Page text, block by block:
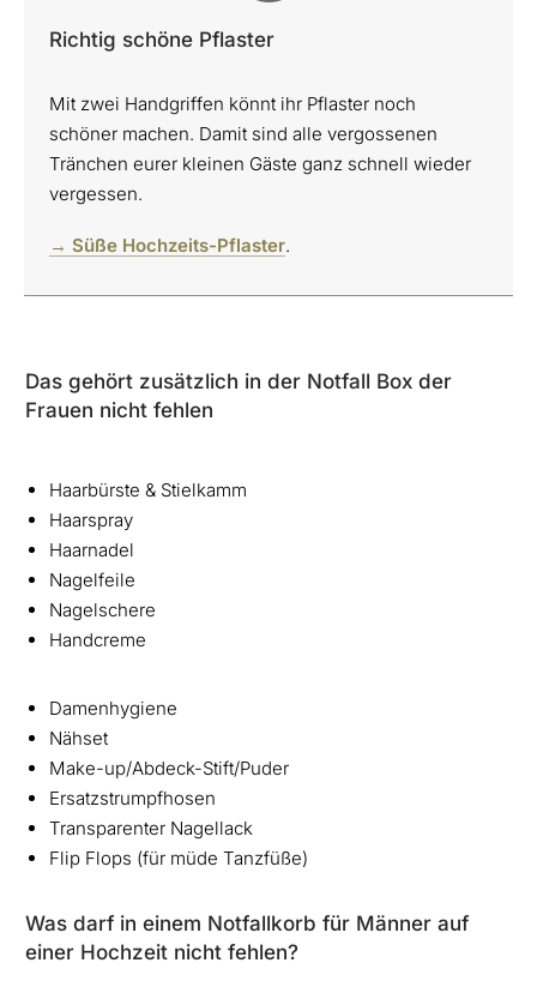
Richtig schöne Pflaster
Mit zwei Handgriffen könnt ihr Pflaster noch
schöner machen. Damit sind alle vergossenen
Tränchen eurer kleinen Gäste ganz schnell wieder
vergessen.
→ Süße Hochzeits-Pflaster.
Das gehört zusätzlich in der Notfall Box der
Frauen nicht fehlen
Haarbürste & Stielkamm
Haarspray
Haarnadel
Nagelfeile
Nagelschere
Handcreme
Damenhygiene
Nähset
Make-up/Abdeck-Stift/Puder
Ersatzstrumpfhosen
Transparenter Nagellack
Flip Flops (für müde Tanzfüße)
Was darf in einem Notfallkorb für Männer auf
einer Hochzeit nicht fehlen?